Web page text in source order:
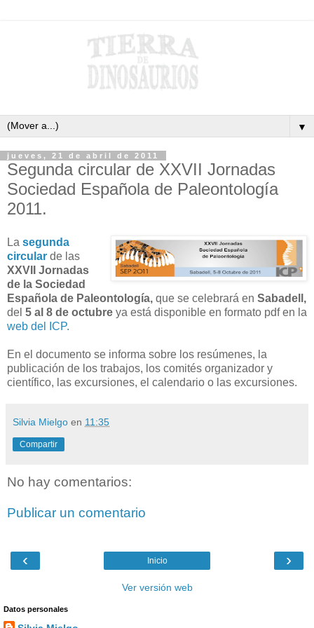
▼
jueves, 21 de abril de 2011
Segunda circular de XXVII Jornadas
Sociedad Española de Paleontología
2011.
La segunda
circular de las
XXVII Jornadas
de la Sociedad
Española de Paleontología, que se celebrará en Sabadell,
del 5 al 8 de octubre ya está disponible en formato pdf en la
web del ICP.
En el documento se informa sobre los resúmenes, la
publicación de los trabajos, los comités organizador y
científico, las excursiones, el calendario o las excursiones.
Silvia Mielgo en 11:35
Compartir
No hay comentarios:
Publicar un comentario
‹ ›
Inicio
Ver versión web
Datos personales